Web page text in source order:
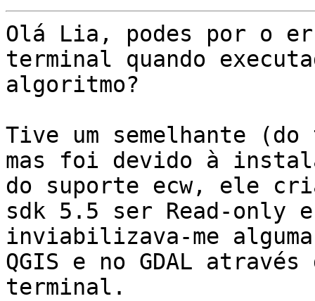
Olá Lia, podes por o
terminal quando
algoritmo?
Tive um semelhante
mas foi devido à
do suporte ecw, ele
sdk 5.5 ser Read-only e
inviabilizava-me
QGIS e no GDAL através
terminal.